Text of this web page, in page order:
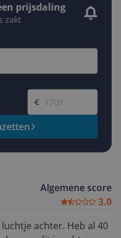
prijsdaling
zakt
Gewenste prijs
€
Algemene score
3.0
achter. Heb al 40